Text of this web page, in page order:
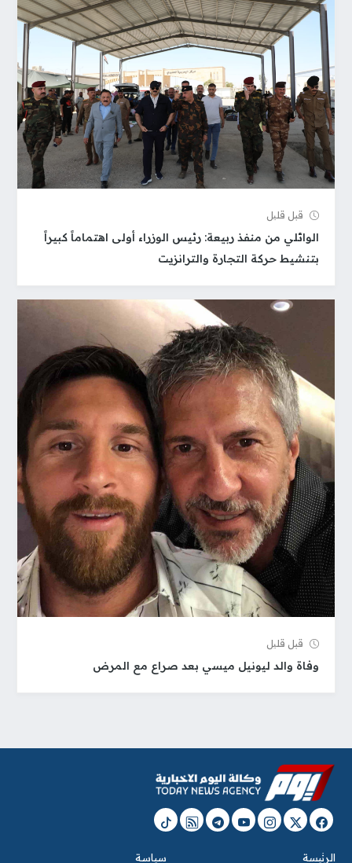
قبل قلیل
الوائلي من منفذ ربيعة: رئيس الوزراء أولى اهتماماً كبيراً
بتنشيط حركة التجارة والترانزيت
قبل قلیل
وفاة والد ليونيل ميسي بعد صراع مع المرض
الرئيسة سياسة